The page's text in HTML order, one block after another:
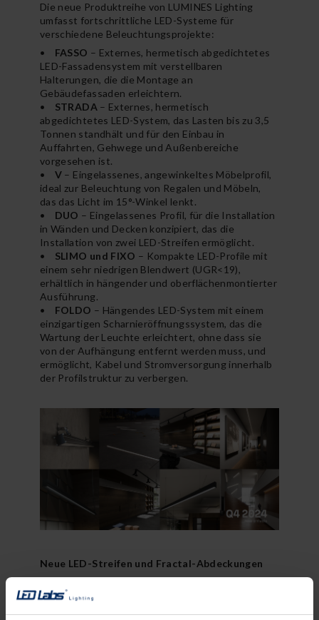
Die neue Produktreihe von LUMINES Lighting
umfasst fortschrittliche LED-Systeme für
verschiedene Beleuchtungsprojekte:
• FASSO – Externes, hermetisch abgedichtetes
LED-Fassadensystem mit verstellbaren
Halterungen, die die Montage an
Gebäudefassaden erleichtern.
•
STRADA – Externes, hermetisch
abgedichtetes LED-System, das Lasten bis zu 3,5
Tonnen standhält und für den Einbau in
Auffahrten, Gehwege und Außenbereiche
vorgesehen ist.
• V – Eingelassenes, angewinkeltes Möbelprofil,
ideal zur Beleuchtung von Regalen und Möbeln,
das das Licht im 15°-Winkel lenkt.
• DUO – Eingelassenes Profil, für die Installation
in Wänden und Decken konzipiert, das die
Installation von zwei LED-Streifen ermöglicht.
• SLIMO und FIXO – Kompakte LED-Profile mit
einem sehr niedrigen Blendwert (UGR<19),
erhältlich in hängender und oberflächenmontierter
Ausführung.
• FOLDO – Hängendes LED-System mit einem
einzigartigen Scharnieröffnungssystem, das die
Wartung der Leuchte erleichtert, ohne dass sie
von der Aufhängung entfernt werden muss, und
ermöglicht, Kabel und Stromversorgung innerhalb
der Profilstruktur zu verbergen.
Neue LED-Streifen und Fractal-Abdeckungen
fortschrittlichen ONE CUT LED-Streifen, der eine